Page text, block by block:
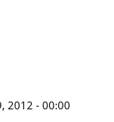
2012 - 00:00